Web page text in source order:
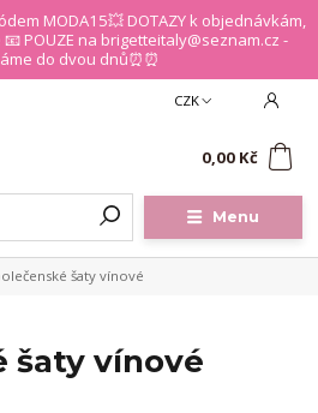
MODA15💥 DOTAZY k objednávkám,
POUZE na brigetteitaly@seznam.cz -
do dvou dnů⏰⏰
Menu
CZK
0,00 Kč
šaty vínové
šaty vínové